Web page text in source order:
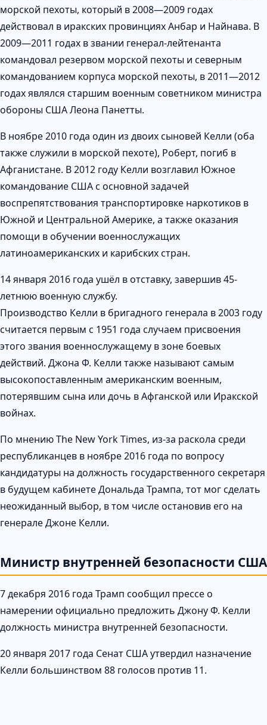
морской пехоты, который в 2008—2009 годах
действовал в иракских провинциях Анбар и Найнава. В
2009—2011 годах в звании генерал-лейтенанта
командовал резервом морской пехоты и северным
командованием корпуса морской пехоты, в 2011—2012
годах являлся старшим военным советником министра
обороны США Леона Панетты.
В ноябре 2010 года один из двоих сыновей Келли (оба
также служили в морской пехоте), Роберт, погиб в
Афганистане. В 2012 году Келли возглавил Южное
командование США с основной задачей
воспрепятствования транспортировке наркотиков в
Южной и Центральной Америке, а также оказания
помощи в обучении военнослужащих
латиноамериканских и карибских стран.
14 января 2016 года ушёл в отставку, завершив 45-
летнюю военную службу.
Производство Келли в бригадного генерала в 2003 году
считается первым с 1951 года случаем присвоения
этого звания военнослужащему в зоне боевых
действий. Джона Ф. Келли также называют самым
высокопоставленным американским военным,
потерявшим сына или дочь в Афганской или Иракской
войнах.
По мнению The New York Times, из-за раскола среди
республиканцев в ноябре 2016 года по вопросу
кандидатуры на должность государственного секретаря
в будущем кабинете Дональда Трампа, тот мог сделать
неожиданный выбор, в том числе остановив его на
генерале Джоне Келли.
Министр внутренней безопасности США
7 декабря 2016 года Трамп сообщил прессе о
намерении официально предложить Джону Ф. Келли
должность министра внутренней безопасности.
20 января 2017 года Сенат США утвердил назначение
Келли большинством 88 голосов против 11.